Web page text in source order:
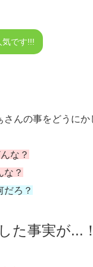
気です!!!
んの事をどうにか
な？
な？
だろ？
た事実が...！